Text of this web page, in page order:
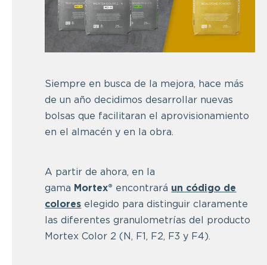
Siempre en busca de la mejora, hace más
de un año decidimos desarrollar nuevas
bolsas que facilitaran el aprovisionamiento
en el almacén y en la obra.
A partir de ahora, en la
gama Mortex® encontrará un código de
colores elegido para distinguir claramente
las diferentes granulometrías del producto
Mortex Color 2 (N, F1, F2, F3 y F4).